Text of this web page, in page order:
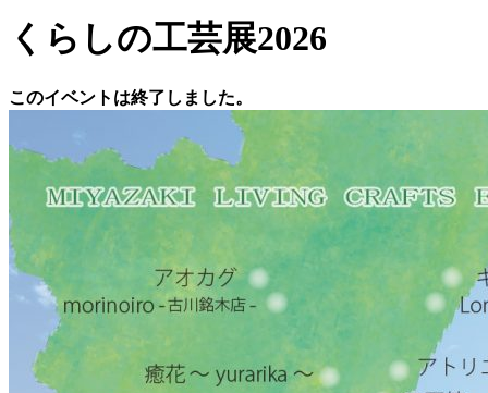
くらしの工芸展2026
このイベントは終了しました。